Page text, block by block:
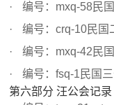
编号：mxq-58民
编号：crq-10民国
编号：mxq-42民
编号：fsq-1民国
第六部分 汪公会记录